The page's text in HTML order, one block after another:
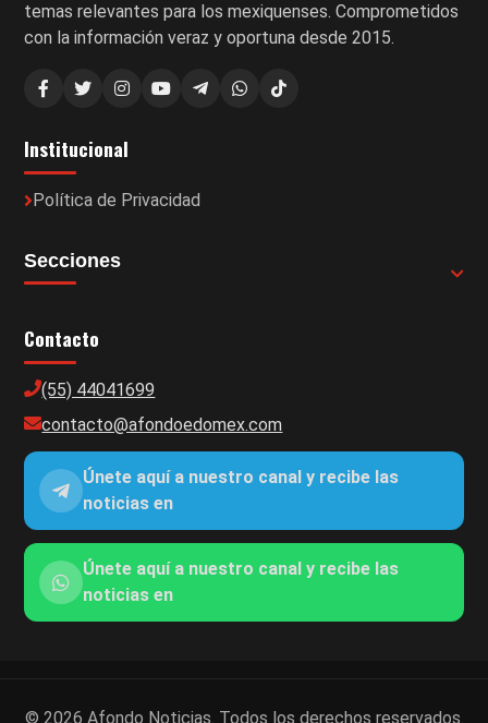
temas relevantes para los mexiquenses. Comprometidos
con la información veraz y oportuna desde 2015.
Institucional
Política de Privacidad
Secciones
Contacto
(55) 44041699
contacto@afondoedomex.com
Únete aquí a nuestro canal y recibe las
noticias en
Únete aquí a nuestro canal y recibe las
noticias en
© 2026 Afondo Noticias. Todos los derechos reservados.